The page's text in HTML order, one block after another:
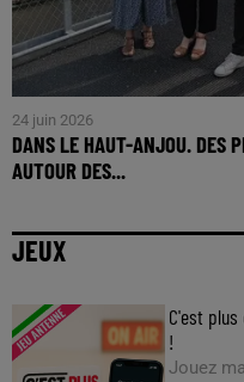
24 juin 2026
DANS LE HAUT-ANJOU. DES
AUTOUR DES...
JEUX
C'est
!
Jouez